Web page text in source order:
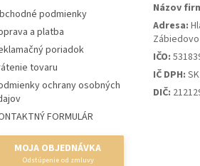
podmienky
a platba
poriadok
tovaru
ochrany osobných
FORMULÁR
MOJA OBJEDNÁVKA
Názov
Adresa:
Zábiedovo
IČO:
IČ DPH:
DIČ: